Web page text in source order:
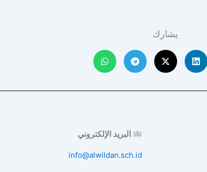
يشارك​
البريد الإلكتروني
info@alwildan.sch.id